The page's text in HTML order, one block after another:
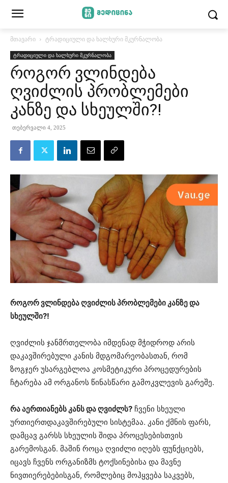
მთავარი ტრადიციული და ხალხური მკურნალობა
ტრადიციული და ხალხური მკურნალობა
როგორ ვლინდება
ღვიძლის პრობლემები
კანზე და სხეულში?!
თებერვალი 4, 2025
როგორ ვლინდება ღვიძლის პრობლემები კანზე და
სხეულში?!
ღვიძლის ჯანმრთელობა იმდენად მჭიდროდ არის
დაკავშირებული კანის მდგომარეობასთან, რომ
ზოგჯერ უსარგებლოა კოსმეტიკური პროცედურების
ჩტარება ამ ორგანოს წინასწარი გამოკვლევის გარეშე.
რა აერთიანებს კანს და ღვიძლს? ჩვენი სხეული
ურთიერთდაკავშირებული სისტემაა. კანი ქმნის ფარს,
დამცავ გარსს სხეულის შიდა პროცესებისთვის
გარემოსგან. მაშინ როცა ღვიძლი იღებს ფუნქციებს,
იცავს ჩვენს ორგანიზმს ტოქსინებისა და მავნე
ნივთიერებებისგან, რომლებიც მოჰყვება საკვებს,